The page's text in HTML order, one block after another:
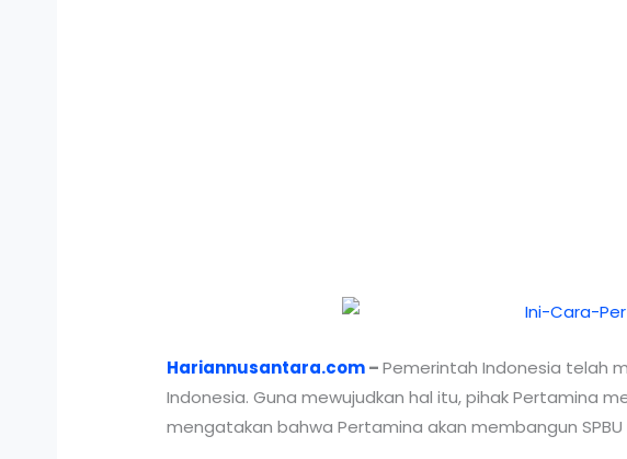
Hariannusantara.com–Pemerintah Indonesia telah
Indonesia. Guna mewujudkan hal itu, pihak Pertamina
mengatakan bahwa Pertamina akan membangun SPBU